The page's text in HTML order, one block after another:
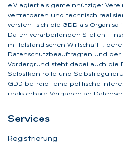
e.V. agiert als gemeinnütziger
vertretbaren und technisch
versteht sich die GDD als
Daten verarbeitenden Stellen –
mittelständischen Wirtschaft –,
Datenschutzbeauftragten und der
Vordergrund steht dabei auch die
Selbstkontrolle und
GDD betreibt eine politische
realisierbare Vorgaben an
Ser­vices
Registrierung